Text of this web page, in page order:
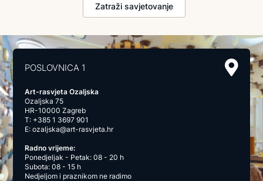
Zatraži savjetovanje
POSLOVNICA 1
Art-rasvjeta Ozaljska
Ozaljska 75
HR-10000 Zagreb
T: +385 1 3697 901
E:ozaljska@art-rasvjeta.hr
Radno vrijeme:
Ponedjeljak - Petak: 08 - 20 h
Subota: 08 - 15 h
Nedjeljom i praznikom ne radimo